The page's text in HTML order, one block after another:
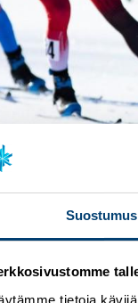
Suostumus
tietoja
jatkuu tänä
20:s.